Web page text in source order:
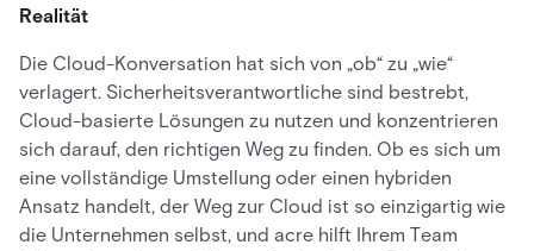
Realität
Die Cloud-Konversation hat sich von „ob“ zu „wie“
verlagert. Sicherheitsverantwortliche sind bestrebt,
Cloud-basierte Lösungen zu nutzen und konzentrieren
sich darauf, den richtigen Weg zu finden. Ob es sich um
eine vollständige Umstellung oder einen hybriden
Ansatz handelt, der Weg zur Cloud ist so einzigartig wie
die Unternehmen selbst, und acre hilft Ihrem Team